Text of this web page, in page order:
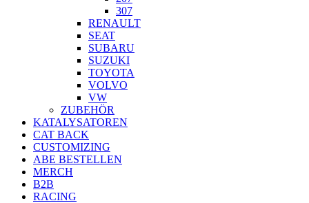
307
RENAULT
SEAT
SUBARU
SUZUKI
TOYOTA
VOLVO
VW
ZUBEHÖR
KATALYSATOREN
CAT BACK
CUSTOMIZING
ABE BESTELLEN
MERCH
B2B
RACING